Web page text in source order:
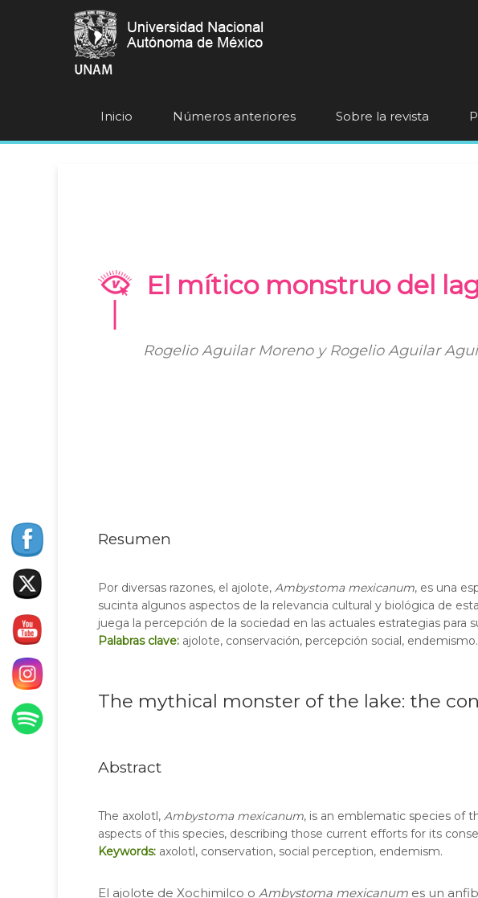
Inicio Números anteriores Sobre la revista
El mítico monstruo del
Rogelio Aguilar Moreno y Rogelio Aguilar
Resumen
Por diversas razones, el ajolote, Ambystoma mexicanum, es una
sucinta algunos aspectos de la relevancia cultural y biológica de
juega la percepción de la sociedad en las actuales estrategias para
Palabras clave: ajolote, conservación, percepción social, endemismo.
The mythical monster of the lake: the
Abstract
The axolotl, Ambystoma mexicanum, is an emblematic species of
aspects of this species, describing those current efforts for its
Keywords: axolotl, conservation, social perception, endemism.
El ajolote de Xochimilco o Ambystoma mexicanum es un